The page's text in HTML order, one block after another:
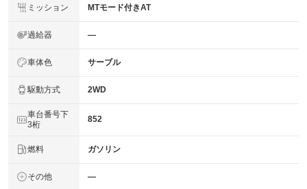
ミッション MTモード付きAT
過給器 ―
車体色 サーブル
駆動方式 2WD
車台番号下
3桁
852
燃料 ガソリン
その他 ―